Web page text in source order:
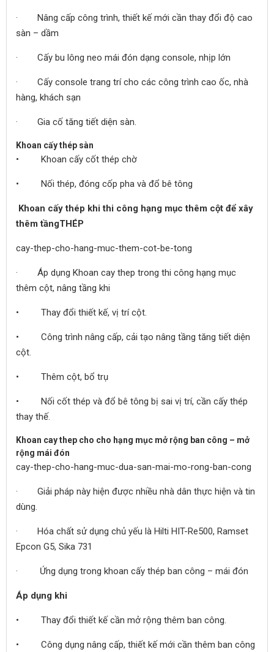
· Nâng cấp công trình, thiết kế mới cần thay đổi độ cao
sàn – dầm
· Cấy bu lông neo mái đón dạng console, nhịp lớn
· Cấy console trang trí cho các công trình cao ốc, nhà
hàng, khách sạn
· Gia cố tăng tiết diện sàn.
Khoan cấy thép sàn
• Khoan cấy cốt thép chờ
• Nối thép, đóng cốp pha và đổ bê tông
Khoan cấy thép khi thi công hạng mục thêm cột để xây
thêm tầngTHÉP
cay-thep-cho-hang-muc-them-cot-be-tong
· Áp dụng Khoan cay thep trong thi công hạng mục
thêm cột, nâng tầng khi
• Thay đổi thiết kế, vị trí cột.
• Công trình nâng cấp, cải tạo nâng tầng tăng tiết diện
cột.
• Thêm cột, bổ trụ
• Nối cốt thép và đổ bê tông bị sai vị trí, cần cấy thép
thay thế.
Khoan cay thep cho cho hạng mục mở rộng ban công – mở
rộng mái đón
cay-thep-cho-hang-muc-dua-san-mai-mo-rong-ban-cong
· Giải pháp này hiện được nhiều nhà dân thực hiện và tin
dùng.
· Hóa chất sử dụng chủ yếu là Hilti HIT-Re500, Ramset
Epcon G5, Sika 731
· Ứng dụng trong khoan cấy thép ban công – mái đón
Áp dụng khi
• Thay đổi thiết kế cần mở rộng thêm ban công.
• Công dụng nâng cấp, thiết kế mới cần thêm ban công